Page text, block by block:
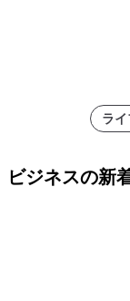
ラ
ビジネスの新